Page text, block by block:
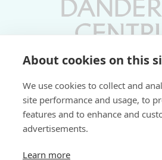
About cookies on this
We use cookies to collect and
site performance and usage, to
features and to enhance and
advertisements.
Learn more
Söndagar 11-17 |
Fri parkering i
2 tim/dag